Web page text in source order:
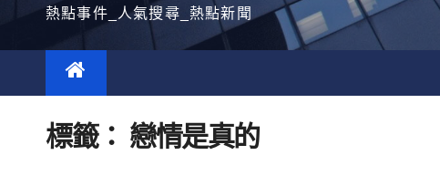
熱點事件_人氣搜尋_熱點新聞
標籤： 戀情是真的